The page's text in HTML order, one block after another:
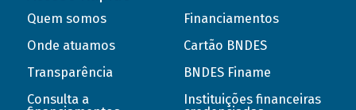
Quem somos
Onde atuamos
Transparência
Consulta a
Financiamentos
Cartão BNDES
BNDES Finame
Instituições financeiras